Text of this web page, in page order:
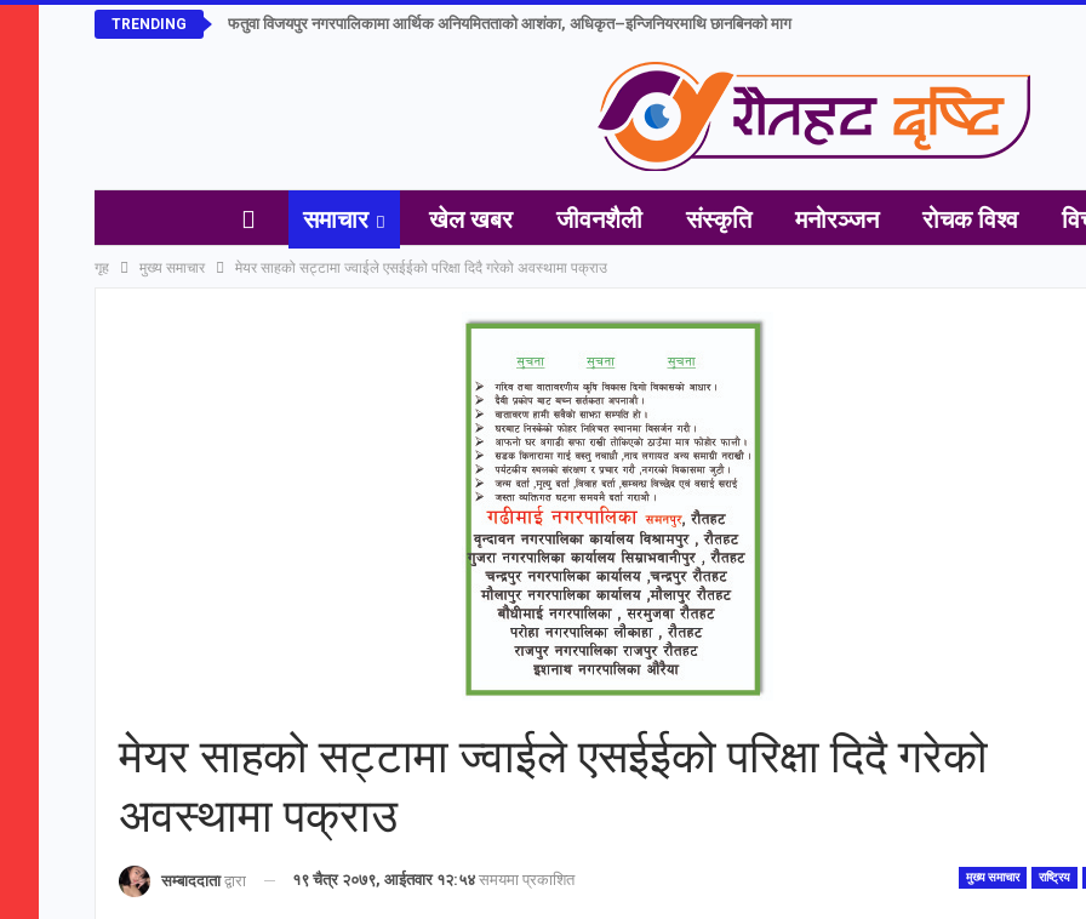
TRENDING फतुवा विजयपुर नगरपालिकामा आर्थिक अनियमितताको आशंका, अधिकृत–इन्जिनियरमाथि छानबिनको माग
समाचार खेल खबर जीवनशैली संस्कृति मनोरञ्जन रोचक विश्व
गृह मुख्य समाचार मेयर साहको सट्टामा ज्वाईले एसईईको परिक्षा दिदै गरेको अवस्थामा पक्राउ
मेयर साहको सट्टामा ज्वाईले एसईईको परिक्षा दिदै गरेको
अवस्थामा पक्राउ
मुख्य समाचार राष्ट्रिय
सम्बाददाताद्वारा १९ चैत्र २०७९, आईतवार १२:५४समयमा प्रकाशित